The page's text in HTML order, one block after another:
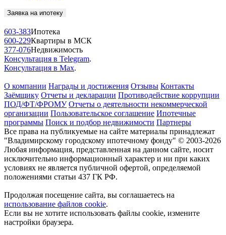
Заявка на ипотеку
603-383Ипотека
600-229Квартиры в МСК
377-076Недвижимость
Консультация в Telegram.
Консультация в Max.
О компании Награды и достижения Отзывы Контакты
Заёмщику Отчеты и декларации Противодействие коррупции
ПОД/ФТ/ФРОМУ Отчеты о деятельности некоммерческой
организации Пользовательское соглашение Ипотечные
программы Поиск и подбор недвижимости Партнеры
Все права на публикуемые на сайте материалы принадлежат
"Владимирскому городскому ипотечному фонду" © 2003-2026
Любая информация, представленная на данном сайте, носит
исключительно информационный характер и ни при каких
условиях не является публичной офертой, определяемой
положениями статьи 437 ГК РФ.
Продолжая посещение сайта, вы соглашаетесь на
использование файлов cookie.
Если вы не хотите использовать файлы cookie, измените
настройки браузера.